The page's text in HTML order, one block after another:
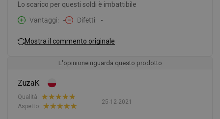
Lo scarico per questi soldi è imbattibile
Vantaggi
- Difetti -
Mostra il commento originale
L'opinione riguarda questo prodotto
ZuzaK
25-12-2021
Qualità:
Aspetto: